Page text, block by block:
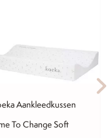
Aankleedkussen
To Change Soft